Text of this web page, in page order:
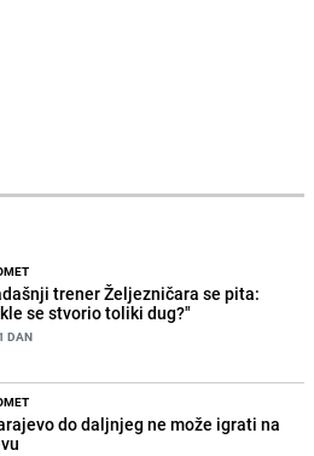
trener Željezničara se pita:
se stvorio toliki dug?"
DAN
do daljnjeg ne može igrati na